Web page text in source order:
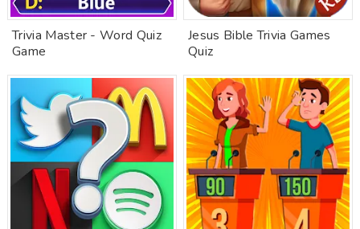
Trivia Master - Word Quiz
Game
Jesus Bible Trivia Games
Quiz